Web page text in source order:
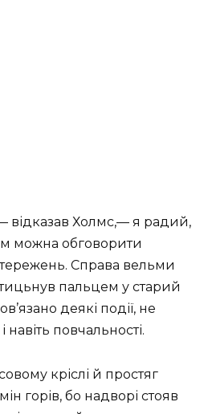
відказав Холмс,— я радий,
можна обговорити
Справа вельми
пальцем у старий
деякі події, не
навіть повчальності.
кріслі й простяг
горів, бо надворі стояв